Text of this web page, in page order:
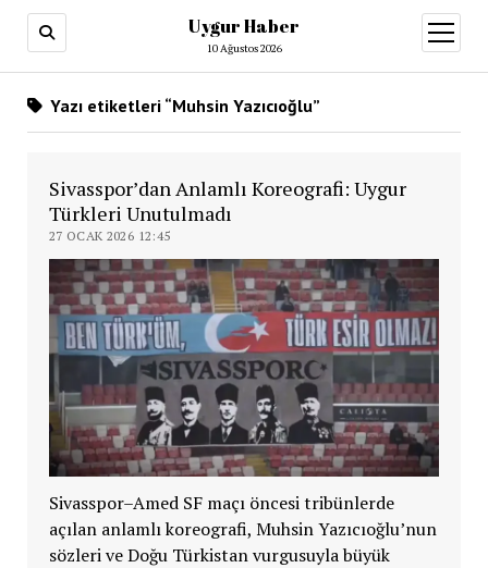
Uygur Haber
10 Ağustos 2026
aç
Yazı etiketleri “Muhsin Yazıcıoğlu”
Sivasspor’dan Anlamlı Koreografi: Uygur
Türkleri Unutulmadı
27 OCAK 2026 12:45
Sivasspor–Amed SF maçı öncesi tribünlerde
açılan anlamlı koreografi, Muhsin Yazıcıoğlu’nun
sözleri ve Doğu Türkistan vurgusuyla büyük